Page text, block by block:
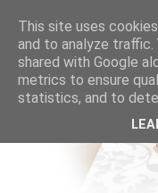
This site uses
and to analyze traffic.
shared with Google
metrics to ensure
statistics, and to